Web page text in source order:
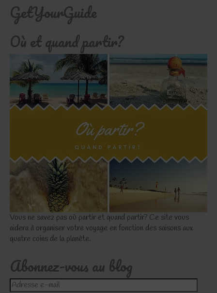
GetYourGuide
Où et quand partir?
Vous ne savez pas où partir et quand partir? Ce site vous
aidera à organiser votre voyage en fonction des saisons aux
quatre coins de la planète.
Abonnez-vous au blog
Adresse